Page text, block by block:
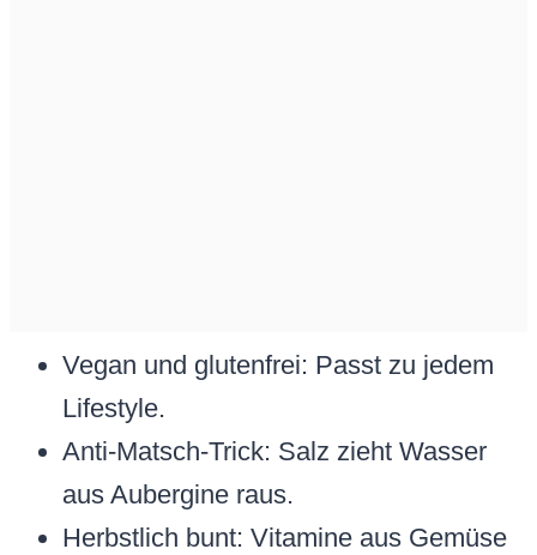
Vegan und glutenfrei: Passt zu jedem
Lifestyle.
Anti-Matsch-Trick: Salz zieht Wasser
aus Aubergine raus.
Herbstlich bunt: Vitamine aus Gemüse